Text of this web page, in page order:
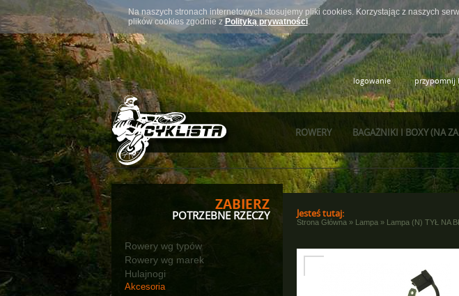
Na naszych stronach internetowych stosujemy pliki cookies. Korzystając z naszych
plików cookies zgodnie zPolityką prywatności.
przypomnij
logowanie
BAGAŻNIKI I BOXY (NA
ROWERY
ZABIERZ
POTRZEBNE RZECZY
Rowery wg typów
Rowery wg marek
Hulajnogi
Akcesoria
Jesteś tutaj:
Strona Główna » Lampa » Lampa (N) TYŁ NA